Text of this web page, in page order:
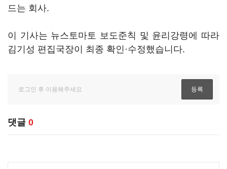
드는 회사.
이 기사는 뉴스토마토 보도준칙 및 윤리강령에 따라
김기성 편집국장이 최종 확인·수정했습니다.
댓글 0